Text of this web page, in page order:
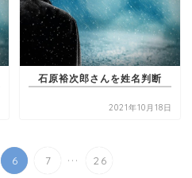
石原裕次郎さんを姓名判断
2021年10月18日
6 7 ... 26